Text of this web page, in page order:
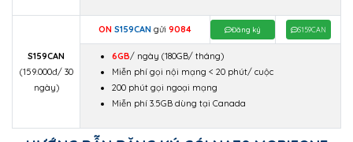
S159CAN
(159.000đ/ 30
ngày)
ON S159CAN gửi 9084 Đăng ký S159CAN
6GB/ ngày (180GB/ tháng)
Miễn phí gọi nội mạng < 20 phút/ cuộc
200 phút gọi ngoại mạng
Miễn phí 3.5GB dùng tại Canada